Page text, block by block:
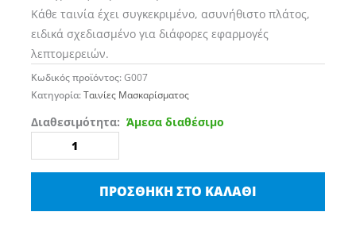
Κάθε ταινία έχει συγκεκριμένο, ασυνήθιστο πλάτος,
ειδικά σχεδιασμένο για διάφορες εφαρμογές
λεπτομερειών.
Κωδικός προϊόντος:G007
Κατηγορία:Ταινίες Μασκαρίσματος
Διαθεσιμότητα: Άμεσα διαθέσιμο
GYEON
MaskingTape
ΠΡΟΣΘΉΚΗ ΣΤΟ ΚΑΛΆΘΙ